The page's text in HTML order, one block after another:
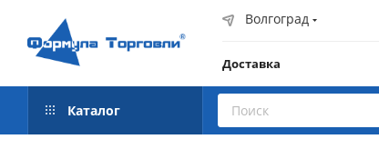
Волгоград
Доставка
Каталог